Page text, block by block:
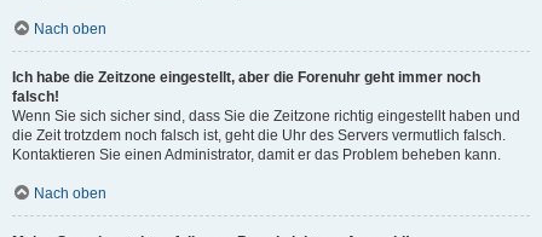
Nach oben
Ich habe die Zeitzone eingestellt, aber die Forenuhr geht immer noch
falsch!
Wenn Sie sich sicher sind, dass Sie die Zeitzone richtig eingestellt haben und
die Zeit trotzdem noch falsch ist, geht die Uhr des Servers vermutlich falsch.
Kontaktieren Sie einen Administrator, damit er das Problem beheben kann.
Nach oben